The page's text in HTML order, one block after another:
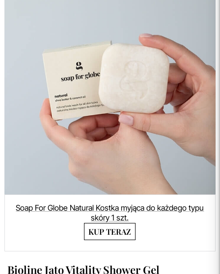
Soap For Globe Natural Kostka myjąca do każdego typu
skóry 1 szt.
KUP TERAZ
Bioline Jato Vitality Shower Gel